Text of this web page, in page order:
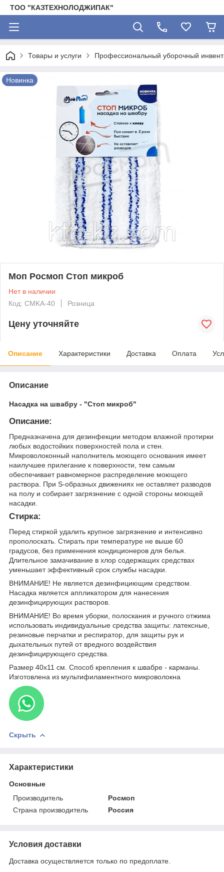
ТОО "КАЗТЕХНОЛОДЖИПАК"
Товары и услуги Профессиональный уборочный
Новинка
Моп Росмоп Стоп микроб
Нет в наличии
Код: CMKА-40
Розница
Цену уточняйте
Описание Характеристики Доставка Оплата
Описание
Насадка на швабру - "Стоп микроб"
Описание:
Предназначена для дезинфекции методом влажной протирки
любых водостойких поверхностей пола и стен.
Микроволоконный наполнитель моющего основания имеет
наилучшее прилегание к поверхности, тем самым
обеспечивает равномерное распределение моющего
раствора. При S-образных движениях не оставляет разводов
на полу и собирает загрязнение с одной стороны моющей
насадки.
Стирка:
Перед стиркой удалить крупное загрязнение и интенсивно
прополоскать. Стирать при температуре не выше 60
градусов, без применения кондиционеров для белья.
Длительное замачивание в хлор содержащих средствах
уменьшает эффективный срок службы насадки.
ВНИМАНИЕ! Не является дезинфициющим средством.
Насадка является аппликатором для нанесения
дезинфицирующих растворов.
ВНИМАНИЕ! Во время уборки, полоскания и ручного отжима
использовать индивидуальные средства защиты: латексные,
резиновые перчатки и респиратор, для защиты рук и
дыхательных путей от вредного воздействия
дезинфицирующего средства.
Размер 40х11 см. Способ крепления к швабре - карманы.
Изготовлена из мультифиламентного микроволокна
Скрыть
Характеристики
Основные
Производитель
Росмоп
Страна производитель
Россия
Условия доставки
Доставка осуществляется только по предоплате.